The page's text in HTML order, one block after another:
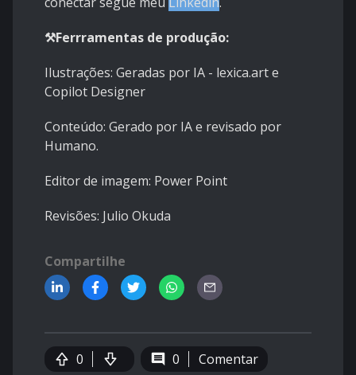
⚒️Ferrramentas de produção:
Ilustrações: Geradas por IA - lexica.art e
Copilot Designer
Conteúdo: Gerado por IA e revisado por
Humano.
Editor de imagem: Power Point
Revisões: Julio Okuda
Compartilhe
0 0 Comentar